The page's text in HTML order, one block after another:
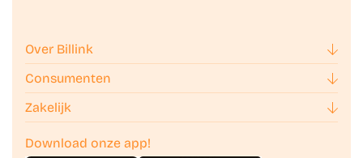
Over Billink
Consumenten
Zakelijk
Download onze app!